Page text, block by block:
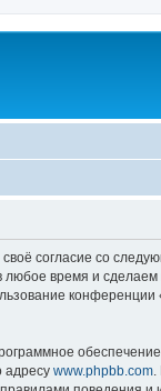
согласие со
время и
адресу www.phpbb.com